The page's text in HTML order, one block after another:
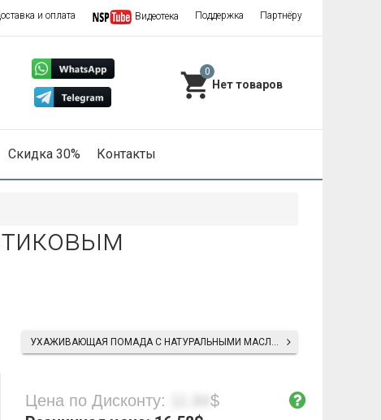
и оплата Видеотека Поддержка Партнёру
0
Скидка 30% Контакты
УХАЖИВАЮЩАЯ ПОМАДА С НАТУРАЛЬНЫМИ МАСЛАМИ
Цена по Дисконту: 11.84$